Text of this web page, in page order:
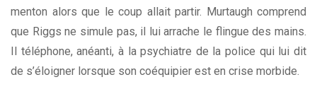
menton alors que le coup allait partir. Murtaugh comprend
que Riggs ne simule pas, il lui arrache le flingue des mains.
Il téléphone, anéanti, à la psychiatre de la police qui lui dit
de s’éloigner lorsque son coéquipier est en crise morbide.